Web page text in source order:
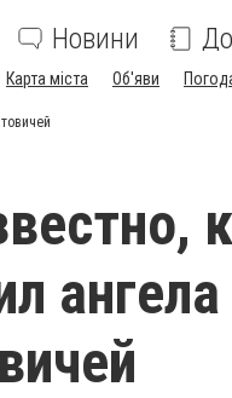
Новини
Карта міста Об'яви